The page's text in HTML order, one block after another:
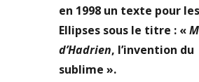
en 1998 un texte pour
Ellipses sous le titre : «
d’Hadrien, l’invention du
sublime ».